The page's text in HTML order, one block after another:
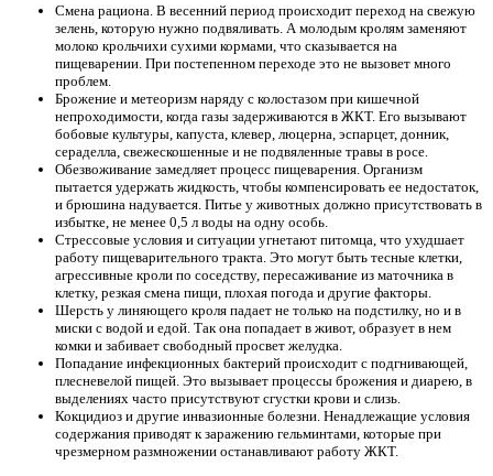
Смена рациона. В весенний период происходит переход на свежую
зелень, которую нужно подвяливать. А молодым кролям заменяют
молоко крольчихи сухими кормами, что сказывается на
пищеварении. При постепенном переходе это не вызовет много
проблем.
Брожение и метеоризм наряду с колостазом при кишечной
непроходимости, когда газы задерживаются в ЖКТ. Его вызывают
бобовые культуры, капуста, клевер, люцерна, эспарцет, донник,
сераделла, свежескошенные и не подвяленные травы в росе.
Обезвоживание замедляет процесс пищеварения. Организм
пытается удержать жидкость, чтобы компенсировать ее недостаток,
и брюшина надувается. Питье у животных должно присутствовать в
избытке, не менее 0,5 л воды на одну особь.
Стрессовые условия и ситуации угнетают питомца, что ухудшает
работу пищеварительного тракта. Это могут быть тесные клетки,
агрессивные кроли по соседству, пересаживание из маточника в
клетку, резкая смена пищи, плохая погода и другие факторы.
Шерсть у линяющего кроля падает не только на подстилку, но и в
миски с водой и едой. Так она попадает в живот, образует в нем
комки и забивает свободный просвет желудка.
Попадание инфекционных бактерий происходит с подгнивающей,
плесневелой пищей. Это вызывает процессы брожения и диарею, в
выделениях часто присутствуют сгустки крови и слизь.
Кокцидиоз и другие инвазионные болезни. Ненадлежащие условия
содержания приводят к заражению гельминтами, которые при
чрезмерном размножении останавливают работу ЖКТ.